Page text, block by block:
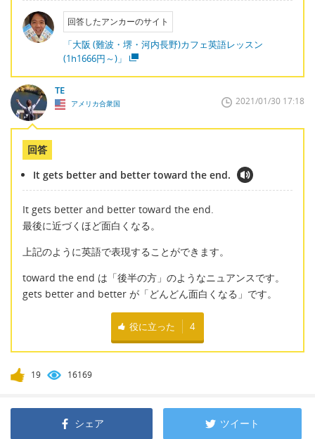
回答したアンカーのサイト
「大阪 (難波・堺・河内長野)カフェ英語レッスン
(1h1666円～)」
TE
アメリカ合衆国 2021/01/30 17:18
回答
It gets better and better toward the end.
It gets better and better toward the end.
最後に近づくほど面白くなる。
上記のように英語で表現することができます。
toward the end は「後半の方」のようなニュアンスです。
gets better and better が「どんどん面白くなる」です。
役に立った 4
19 16169
シェア ツイート